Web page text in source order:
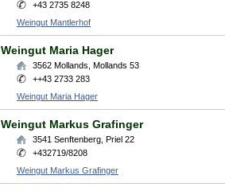
+43 2735 8248
Weingut Mantlerhof
Weingut Maria Hager
3562 Mollands Mollands 53
++43 2733 283
Weingut Maria Hager
Weingut Markus Grafinger
3541 Senftenberg Priel 22
+432719/8208
Weingut Markus Grafinger